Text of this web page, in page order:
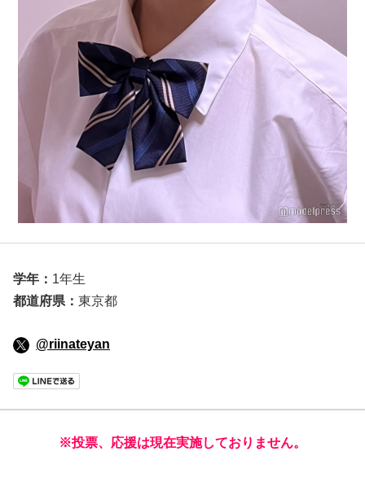
学年： 1年生
都道府県： 東京都
@riinateyan
※投票、応援は現在実施しておりません。